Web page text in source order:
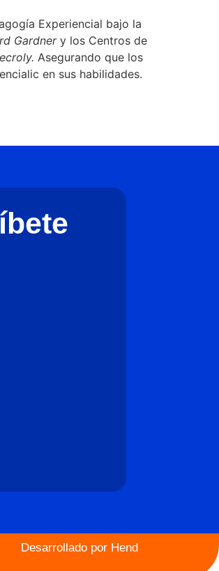
Experiencial bajo la
Gardnery los Centros de
Asegurando que los
en sus habilidades.
Desarrollado por Hend